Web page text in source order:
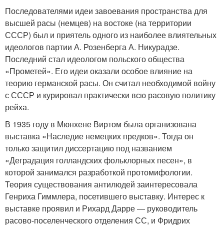
Последователями идеи завоевания пространства для
высшей расы (немцев) на востоке (на территории
СССР) был и приятель одного из наиболее влиятельных
идеологов партии А. Розенберга А. Никурадзе.
Последний стал идеологом польского общества
«Прометей». Его идеи оказали особое влияние на
теорию германской расы. Он считал необходимой войну
с СССР и курировал практически всю расовую политику
рейха.
В 1935 году в Мюнхене Виртом была организована
выставка «Наследие немецких предков». Тогда он
только защитил диссертацию под названием
«Деградация голландских фольклорных песен», в
которой занимался разработкой протомифологии.
Теория существования антилюдей заинтересовала
Генриха Гиммлера, посетившего выставку. Интерес к
выставке проявил и Рихард Дарре — руководитель
расово-поселенческого отделения СС, и Фридрих